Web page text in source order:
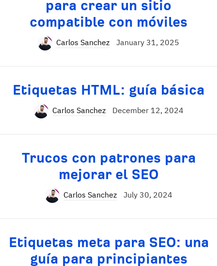
para crear un sitio
compatible con móviles
Carlos Sanchez January 31, 2025
Etiquetas HTML: guía básica
Carlos Sanchez December 12, 2024
Trucos con patrones para
mejorar el SEO
Carlos Sanchez July 30, 2024
Etiquetas meta para SEO: una
guía para principiantes